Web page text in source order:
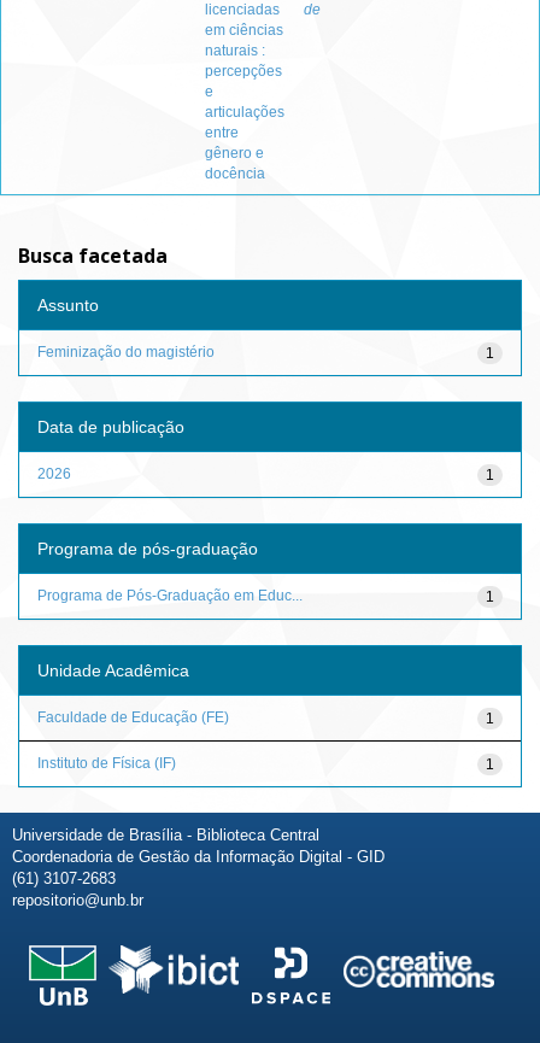
licenciadas
em ciências
naturais :
percepções
e
articulações
entre
gênero e
docência
de
Busca facetada
Assunto
1
Feminização do magistério
Data de publicação
1
2026
Programa de pós-graduação
1
Programa de Pós-Graduação em Educ...
Unidade Acadêmica
1
Faculdade de Educação (FE)
1
Instituto de Física (IF)
Universidade de Brasília - Biblioteca Central
Coordenadoria de Gestão da Informação Digital - GID
(61) 3107-2683
repositorio@unb.br